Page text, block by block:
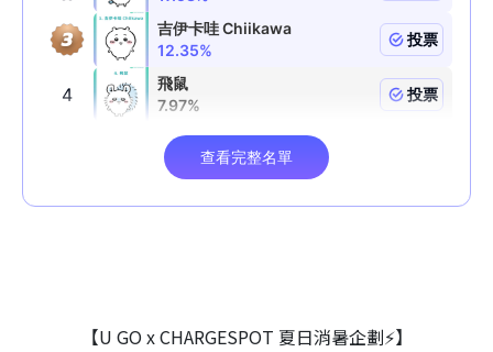
【U GO x CHARGESPOT 夏日消暑企劃⚡】